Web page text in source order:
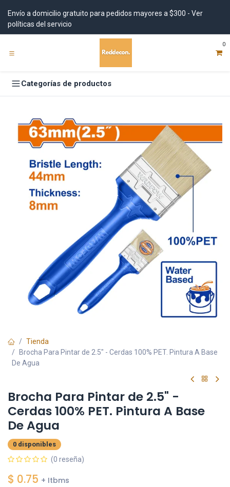
Envío a domicilio gratuito para pedidos mayores a $300 - Ver
políticas del servicio
0
Categorías de productos
Tienda
Brocha Para Pintar de 2.5" - Cerdas 100% PET. Pintura A Base
De Agua
Brocha Para Pintar de 2.5" -
Cerdas 100% PET. Pintura A Base
De Agua
0 disponibles
(0 reseña)
$ 0.75 + Itbms